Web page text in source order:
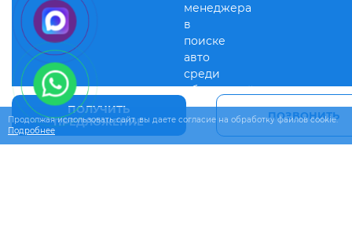
ПОЛУЧИТЬ
ПРЕДЛОЖЕНИЕ
ПОЗВОНИТЬ
менеджера
в
поиске
авто
среди
объявлений
Связаться
Продолжая использовать сайт, вы даете согласие на обработку файлов cookie.
Подробнее